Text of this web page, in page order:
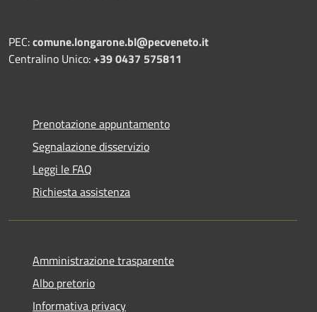
PEC:comune.longarone.bl@pecveneto.it
Centralino Unico:+39 0437 575811
Prenotazione appuntamento
Segnalazione disservizio
Leggi le FAQ
Richiesta assistenza
Amministrazione trasparente
Albo pretorio
Informativa privacy